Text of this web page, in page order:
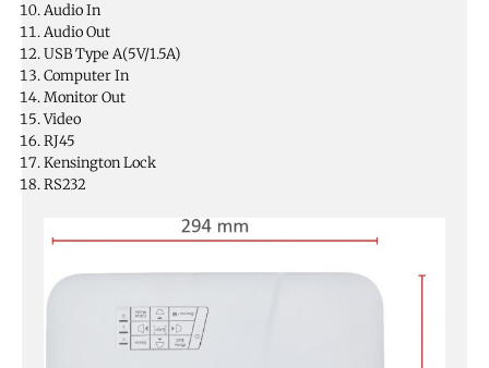
Audio In
Audio Out
USB Type A(5V/1.5A)
Computer In
Monitor Out
Video
RJ45
Kensington Lock
RS232